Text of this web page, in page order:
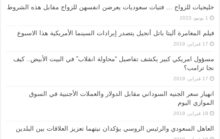
خليجيات للزواج … فتيات سعوديات يعرضن انفسهن للزواج مقابل هذه الشروط
1 يونيو، 2023
فيلم المغامرة أليتا‭ ‬باتل أنجيل يتصدر إيرادات السينما الأمريكية هذا الاسبوع
17 فبراير، 2019
مسؤول امريكي كبير يكشف تفاصيل “محاولة انقلاب” في البيت الأبيض.. كيف
نجا ترامب؟
17 فبراير، 2019
انهيار سعر الجنيه السوداني مقابل الدولار والعملات الأجنبية في السوق
الموازي اليوم
18 فبراير، 2019
العاهل السعودي والرئيس الروسي يؤكدان نيتهما تعزيز العلاقات بين البلدين